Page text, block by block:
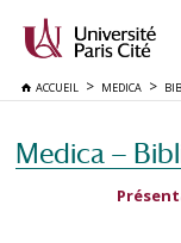
ACCUEIL MEDICA
Medica —